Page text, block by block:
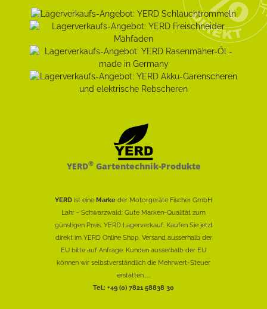
YERD®Gartentechnik-Produkte
YERD ist eine Marke der Motorgeräte Fischer GmbH
Lahr - Schwarzwald: Gute Marken-Qualität zum
günstigen Preis. YERD Lagerverkauf: Kaufen Sie jetzt
direkt im YERD Online Shop. Versand ausserhalb der
EU bitte auf Anfrage. Kunden ausserhalb der EU
können wir selbstverständlich die Mehrwert-Steuer
erstatten......
Tel.: +49 (0) 7821 58838 30